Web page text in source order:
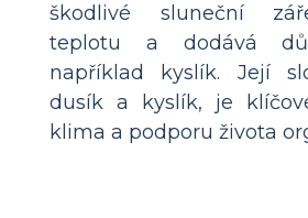
škodlivé sluneční
teplotu a dodává
například kyslík. Její
dusík a kyslík, je
klima a podporu života